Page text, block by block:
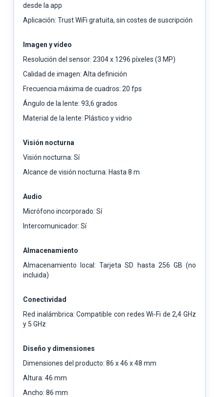
desde la app
Aplicación: Trust WiFi gratuita, sin costes de suscripción
Imagen y vídeo
Resolución del sensor: 2304 x 1296 píxeles (3 MP)
Calidad de imagen: Alta definición
Frecuencia máxima de cuadros: 20 fps
Ángulo de la lente: 93,6 grados
Material de la lente: Plástico y vidrio
Visión nocturna
Visión nocturna: Sí
Alcance de visión nocturna: Hasta 8 m
Audio
Micrófono incorporado: Sí
Intercomunicador: Sí
Almacenamiento
Almacenamiento local: Tarjeta SD hasta 256 GB (no
incluida)
Conectividad
Red inalámbrica: Compatible con redes Wi-Fi de 2,4 GHz
y 5 GHz
Diseño y dimensiones
Dimensiones del producto: 86 x 46 x 48 mm
Altura: 46 mm
Ancho: 86 mm